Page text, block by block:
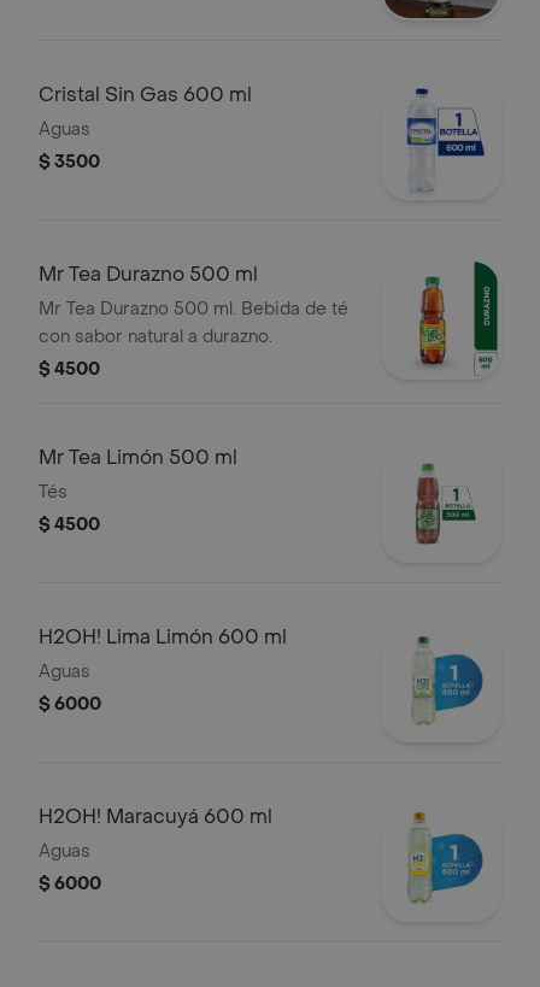
Cristal Sin Gas 600 ml
Aguas
$ 3500
Mr Tea Durazno 500 ml
Mr Tea Durazno 500 ml. Bebida de té
con sabor natural a durazno.
$ 4500
Mr Tea Limón 500 ml
Tés
$ 4500
H2OH! Lima Limón 600 ml
Aguas
$ 6000
H2OH! Maracuyá 600 ml
Aguas
$ 6000